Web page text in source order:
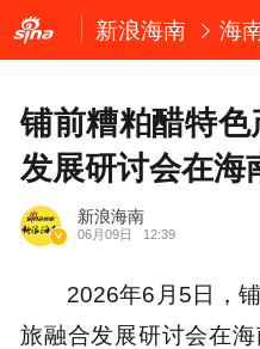
新浪海南 海
铺前糟粕醋特
发展研讨会在海
新浪海南
06月09日 12:39
2026年6月5日，
旅融合发展研讨会在